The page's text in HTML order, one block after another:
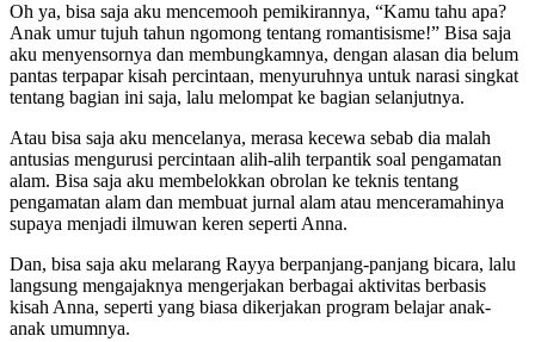
Oh ya, bisa saja aku mencemooh pemikirannya, “Kamu tahu apa?
Anak umur tujuh tahun ngomong tentang romantisisme!” Bisa saja
aku menyensornya dan membungkamnya, dengan alasan dia belum
pantas terpapar kisah percintaan, menyuruhnya untuk narasi singkat
tentang bagian ini saja, lalu melompat ke bagian selanjutnya.
Atau bisa saja aku mencelanya, merasa kecewa sebab dia malah
antusias mengurusi percintaan alih-alih terpantik soal pengamatan
alam. Bisa saja aku membelokkan obrolan ke teknis tentang
pengamatan alam dan membuat jurnal alam atau menceramahinya
supaya menjadi ilmuwan keren seperti Anna.
Dan, bisa saja aku melarang Rayya berpanjang-panjang bicara, lalu
langsung mengajaknya mengerjakan berbagai aktivitas berbasis
kisah Anna, seperti yang biasa dikerjakan program belajar anak-
anak umumnya.